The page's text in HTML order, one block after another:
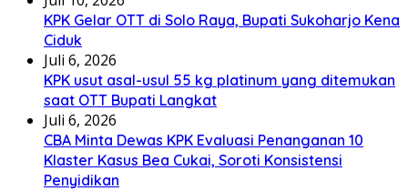
KPK Gelar OTT di Solo Raya, Bupati Sukoharjo Kena
Ciduk
Juli 6, 2026
KPK usut asal-usul 55 kg platinum yang ditemukan
saat OTT Bupati Langkat
Juli 6, 2026
CBA Minta Dewas KPK Evaluasi Penanganan 10
Klaster Kasus Bea Cukai, Soroti Konsistensi
Penyidikan